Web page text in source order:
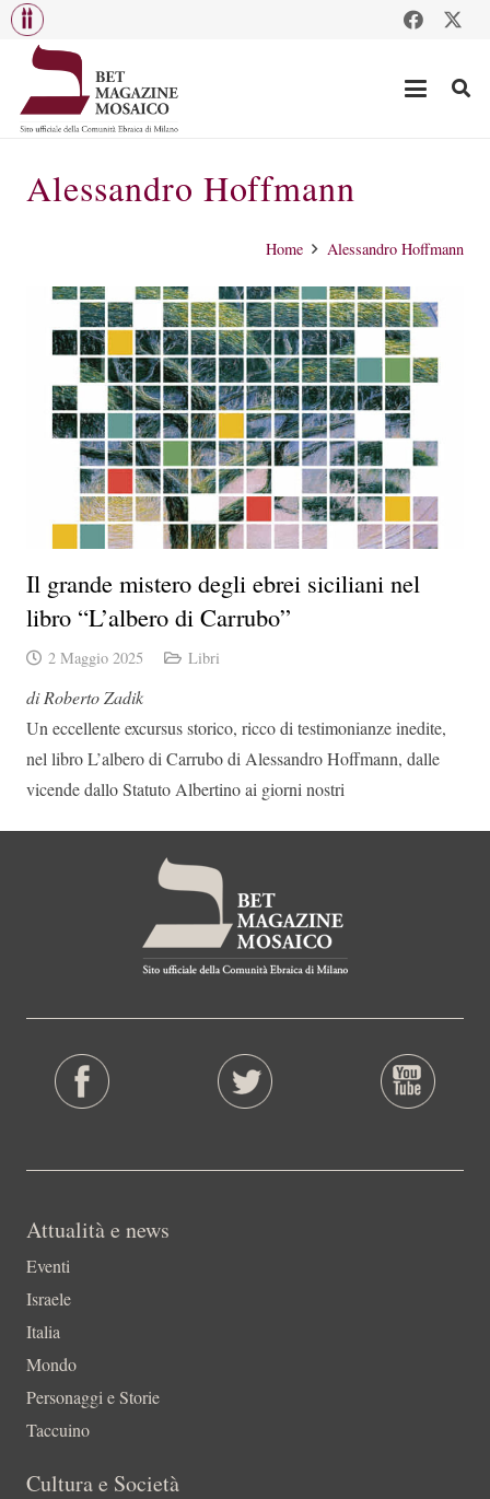
Alessandro Hoffmann
Home Alessandro Hoffmann
Il grande mistero degli ebrei siciliani nel
libro “L’albero di Carrubo”
2 Maggio 2025 Libri
di Roberto Zadik
Un eccellente excursus storico, ricco di testimonianze inedite,
nel libro L’albero di Carrubo di Alessandro Hoffmann, dalle
vicende dallo Statuto Albertino ai giorni nostri
Attualità e news
Eventi
Israele
Italia
Mondo
Personaggi e Storie
Taccuino
Cultura e Società